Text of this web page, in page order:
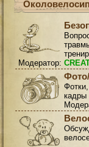
Модератор:
кадры